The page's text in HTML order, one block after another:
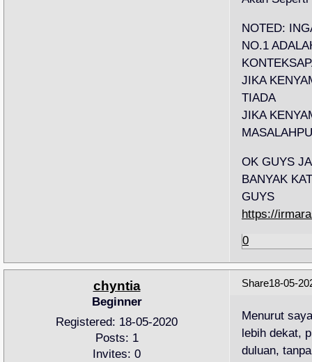
NOTED:
NO.1
JIKA
TIADA
JIKA
OK GUYS
BANYAK
GUYS
https://
0
Share18-05-
chyntia
Beginner
Registered: 18-05-2020
Posts: 1
Invites: 0
Menurut
lebih dekat,
duluan,